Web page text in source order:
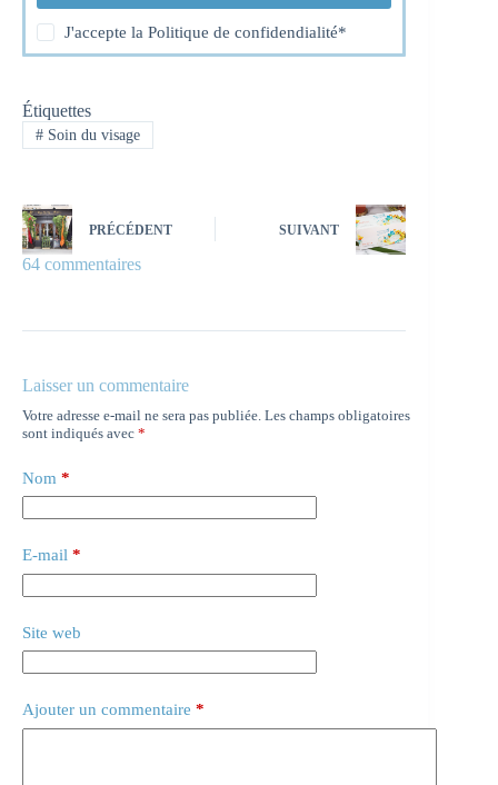
J'accepte laPolitique de confidendialité*
Étiquettes
#Soin du visage
PRÉCÉDENT SUIVANT
64 commentaires
Laisser un commentaire
Votre adresse e-mail ne sera pas publiée. Les champs obligatoires
sont indiqués avec *
Nom *
E-mail *
Site web
Ajouter un commentaire *